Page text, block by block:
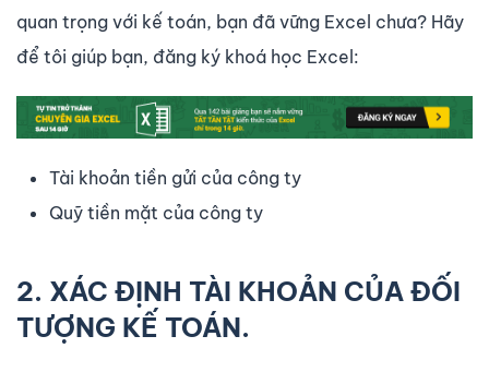
quan trọng với kế toán, bạn đã vững Excel chưa? Hãy
để tôi giúp bạn, đăng ký khoá học Excel:
Tài khoản tiền gửi của công ty
Quỹ tiền mặt của công ty
2. XÁC ĐỊNH TÀI KHOẢN CỦA ĐỐI
TƯỢNG KẾ TOÁN.